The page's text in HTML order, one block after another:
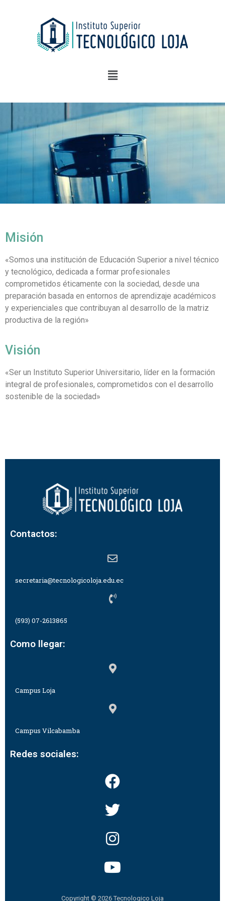
Misión
«Somos una institución de Educación Superior a nivel técnico
y tecnológico, dedicada a formar profesionales
comprometidos éticamente con la sociedad, desde una
preparación basada en entornos de aprendizaje académicos
y experienciales que contribuyan al desarrollo de la matriz
productiva de la región»
Visión
«Ser un Instituto Superior Universitario, líder en la formación
integral de profesionales, comprometidos con el desarrollo
sostenible de la sociedad»
Contactos:
secretaria@tecnologicoloja.edu.ec
(593) 07-2613865
Como llegar:
Campus Loja
Campus Vilcabamba
Redes sociales:
Copyright © 2026 Tecnologico Loja